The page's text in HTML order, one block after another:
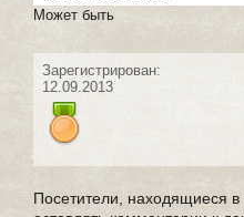
Может быть
Зарегистрирован:
12.09.2013
Посетители, находящиеся в